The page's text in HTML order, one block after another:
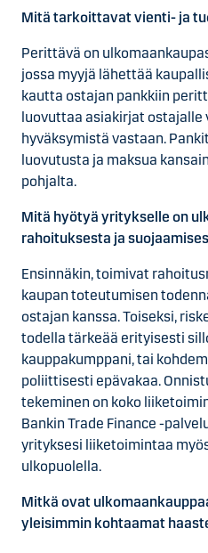
Mitä tarkoittavat vienti- ja
Perittävä on
jossa myyjä lähettää
kautta ostajan pankkiin
luovuttaa asiakirjat ostajalle
hyväksymistä vastaan.
luovutusta ja maksua
pohjalta.
Mitä hyötyä yritykselle on
rahoituksesta ja
Ensinnäkin, toimivat
kaupan toteutumisen
ostajan kanssa. Toiseksi,
todella tärkeää erityisesti
kauppakumppani, tai
poliittisesti epävakaa.
tekeminen on koko
Bankin Trade Finance -
yrityksesi liiketoimintaa
ulkopuolella.
Mitkä ovat
yleisimmin kohtaamat